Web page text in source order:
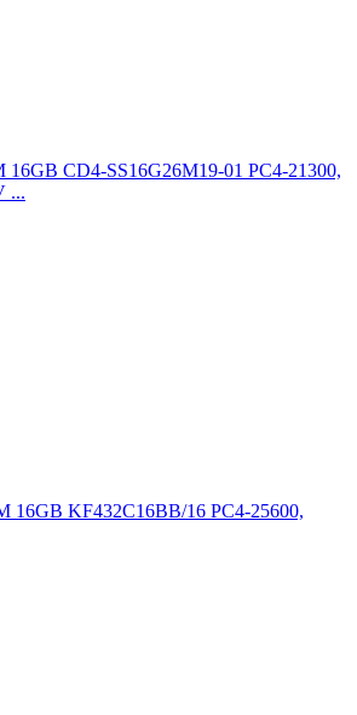
CD4-SS16G26M19-01 PC4-21300,
...
16GB KF432C16BB/16 PC4-25600,